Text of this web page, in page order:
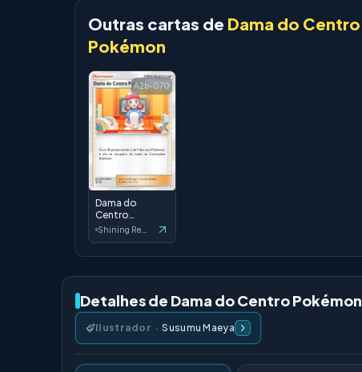
Outras cartas de Dama do Centro
Pokémon
A2b-070
Dama do
Centro
Pokémon
Detalhes de Dama do Centro Pokémon
Ilustrador · Susumu Maeya